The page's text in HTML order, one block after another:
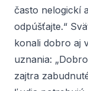
často nelogickí
odpúšťajte.“
konali dobro aj
uznania:
zajtra